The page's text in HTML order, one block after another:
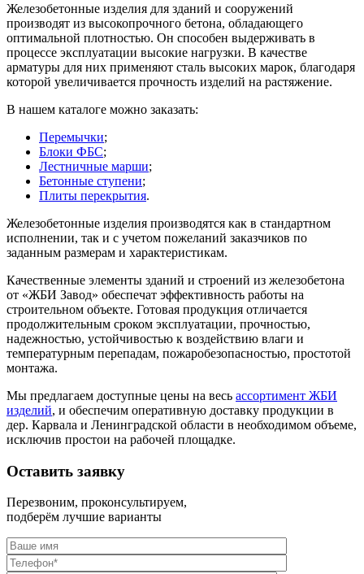
Железобетонные изделия для зданий и сооружений
производят из высокопрочного бетона, обладающего
оптимальной плотностью. Он способен выдерживать в
процессе эксплуатации высокие нагрузки. В качестве
арматуры для них применяют сталь высоких марок, благодаря
которой увеличивается прочность изделий на растяжение.
В нашем каталоге можно заказать:
Перемычки;
Блоки ФБС;
Лестничные марши;
Бетонные ступени;
Плиты перекрытия.
Железобетонные изделия производятся как в стандартном
исполнении, так и с учетом пожеланий заказчиков по
заданным размерам и характеристикам.
Качественные элементы зданий и строений из железобетона
от «ЖБИ Завод» обеспечат эффективность работы на
строительном объекте. Готовая продукция отличается
продолжительным сроком эксплуатации, прочностью,
надежностью, устойчивостью к воздействию влаги и
температурным перепадам, пожаробезопасностью, простотой
монтажа.
Мы предлагаем доступные цены на весь ассортимент ЖБИ
изделий, и обеспечим оперативную доставку продукции в
дер. Карвала и Ленинградской области в необходимом объеме,
исключив простои на рабочей площадке.
Оставить заявку
Перезвоним, проконсультируем,
подберём лучшие варианты